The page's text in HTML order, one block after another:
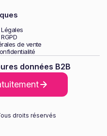
de vente
données B2B
droits réservés